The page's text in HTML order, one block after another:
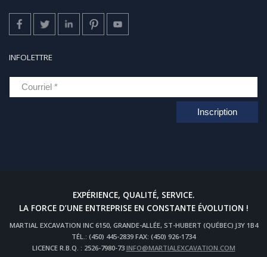
INFOLETTRE
Inscription
EXPÉRIENCE, QUALITÉ, SERVICE.
LA FORCE D’UNE ENTREPRISE EN CONSTANTE ÉVOLUTION !
MARTIAL EXCAVATION INC 6150, GRANDE-ALLÉE, ST-HUBERT (QUÉBEC) J3Y 1B4
TÉL.: (450) 445-2839 FAX: (450) 926-1734
LICENCE R.B.Q. : 2526-7980-73 INFO@MARTIALEXCAVATION.COM